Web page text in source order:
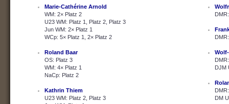
Marie-Cathérine Arnold
WM: 2× Platz 2
U23 WM: Platz 1, Platz 2, Platz 3
Jun WM: 2× Platz 1
WCp: 5× Platz 1, 2× Platz 2
Roland Baar
OS: Platz 3
WM: 4× Platz 1
NaCp: Platz 2
Kathrin Thiem
U23 WM: Platz 2, Platz 3
DJM
DM